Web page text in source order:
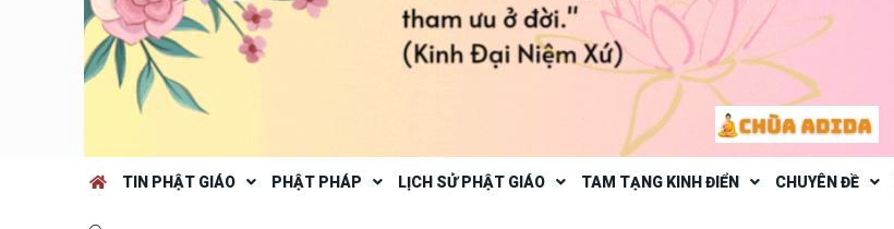
TIN PHẬT GIÁO PHẬT PHÁP LỊCH SỬ PHẬT GIÁO TAM TẠNG KINH ĐIỂN CHUYÊN ĐỀ